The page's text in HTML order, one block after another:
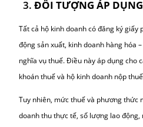
Dịch vụ, xây dựng không
bao thầu
Sản xuất, vận tải, dịch vụ
có gắn hàng hóa
Hoạt động kinh doanh
khác